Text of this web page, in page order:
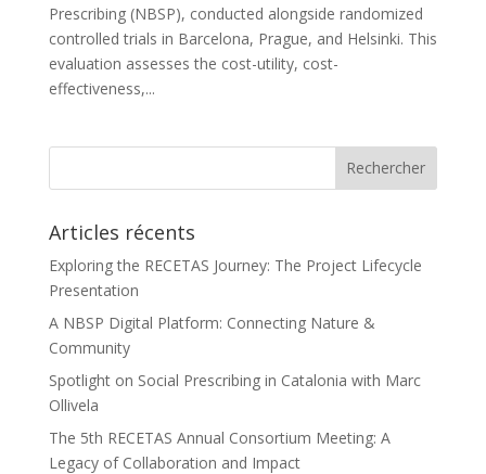
Prescribing (NBSP), conducted alongside randomized
controlled trials in Barcelona, Prague, and Helsinki. This
evaluation assesses the cost-utility, cost-
effectiveness,...
Articles récents
Exploring the RECETAS Journey: The Project Lifecycle
Presentation
A NBSP Digital Platform: Connecting Nature &
Community
Spotlight on Social Prescribing in Catalonia with Marc
Ollivela
The 5th RECETAS Annual Consortium Meeting: A
Legacy of Collaboration and Impact